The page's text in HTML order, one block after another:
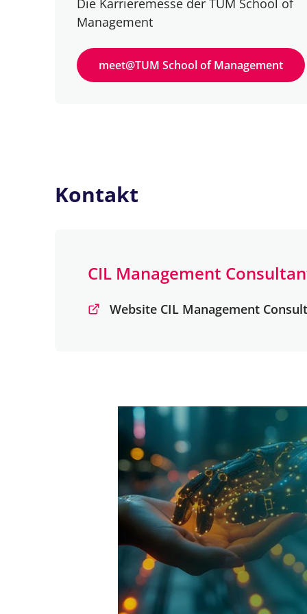
Die Karrieremesse der TUM School of
Management
meet@TUM School of Management
Kontakt
CIL Management
Website CIL Management